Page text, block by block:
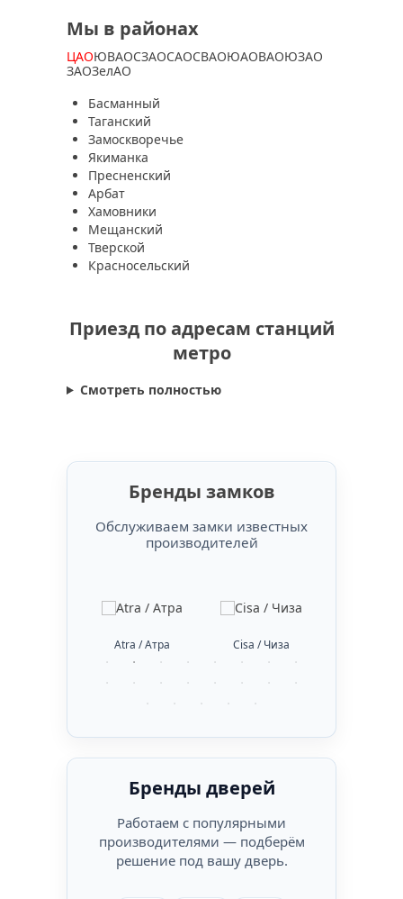
Мы в районах
ЦАОЮВАОСЗАОСАОСВАОЮАОВАОЮЗАО
ЗАОЗелАО
Басманный
Таганский
Замоскворечье
Якиманка
Пресненский
Арбат
Хамовники
Мещанский
Тверской
Красносельский
Приезд по адресам станций
метро
Смотреть полностью
Бренды замков
Обслуживаем замки известных
производителей
Atra / Атра Cisa / Чиза
Бренды дверей
Работаем с популярными
производителями — подберём
решение под вашу дверь.